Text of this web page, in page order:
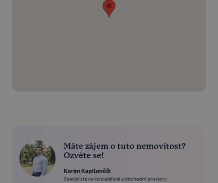
Máte zájem o tuto nemovitost?
Ozvěte se!
Karim Kapitančík
Specialista na kancelářské a obchodní prostory